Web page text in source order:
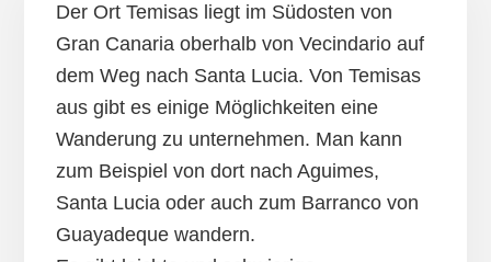
Der Ort Temisas liegt im Südosten von
Gran Canaria oberhalb von Vecindario auf
dem Weg nach Santa Lucia. Von Temisas
aus gibt es einige Möglichkeiten eine
Wanderung zu unternehmen. Man kann
zum Beispiel von dort nach Aguimes,
Santa Lucia oder auch zum Barranco von
Guayadeque wandern.